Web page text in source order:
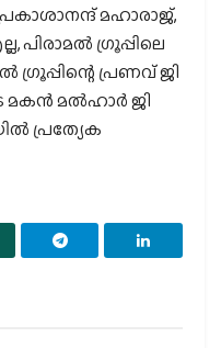
മഹാരാജ്,
ഗ്രൂപ്പിലെ
പ്രണവ് ജി
മകന്‍ മല്‍ഹാര്‍ ജി
പ്രത്യേക